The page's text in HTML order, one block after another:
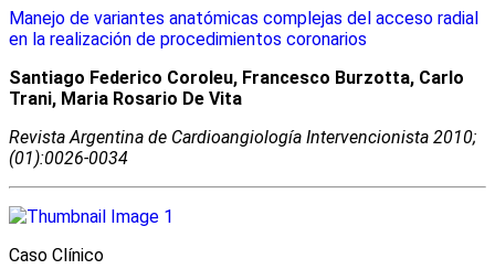
Manejo de variantes anatómicas complejas del acceso radial
en la realización de procedimientos coronarios
Santiago Federico Coroleu, Francesco Burzotta, Carlo
Trani, Maria Rosario De Vita
Revista Argentina de Cardioangiologí­a Intervencionista 2010;
(01):0026-0034
Caso Clínico